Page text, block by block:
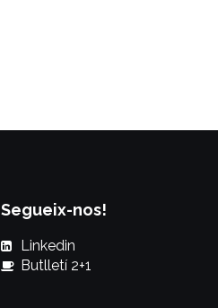
Segueix-nos!
Linkedin
Butlletí 2+1